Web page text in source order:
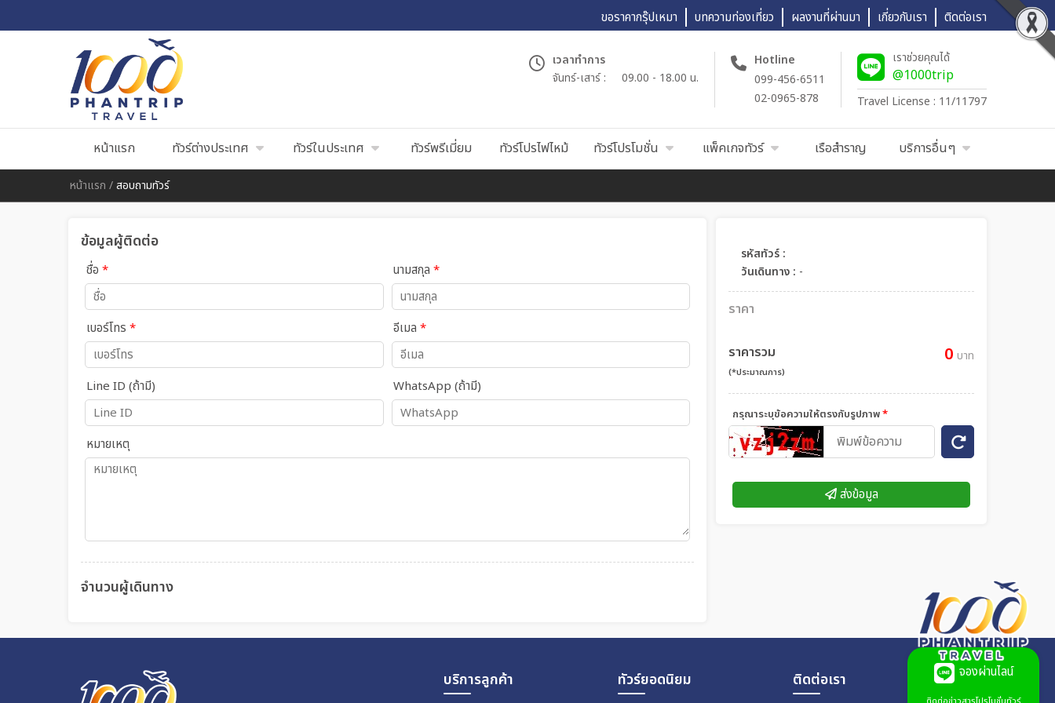
ขอราคากรุ๊ปเหมา บทความท่องเที่ยว ผลงานที่ผ่านมา เกี่ยวกับเรา ติดต่อเรา
เวลาทำการ
จันทร์-เสาร์ :
09.00 - 18.00 น.
Hotline
099-456-6511
02-0965-878
เราช่วยคุณได้
@1000trip
Travel License : 11/11797
หน้าแรก ทัวร์ต่างประเทศ ทัวร์ในประเทศ ทัวร์พรีเมี่ยม ทัวร์โปรไฟไหม้ ทัวร์โปรโมชั่น แพ็คเกจทัวร์ เรือสำราญ บริการอื่นๆ
หน้าแรก /สอบถามทัวร์
ข้อมูลผู้ติดต่อ
ชื่อ * นามสกุล *
เบอร์โทร * อีเมล *
Line ID (ถ้ามี) WhatsApp (ถ้ามี)
หมายเหตุ
จำนวนผู้เดินทาง
รหัสทัวร์ :
วันเดินทาง : -
ราคา
ราคารวม
(*ประมาณการ)
0 บาท
กรุณาระบุข้อความให้ตรงกับรูปภาพ*
ส่งข้อมูล
บริการลูกค้า ทัวร์ยอดนิยม ติดต่อเรา จองผ่านไลน์